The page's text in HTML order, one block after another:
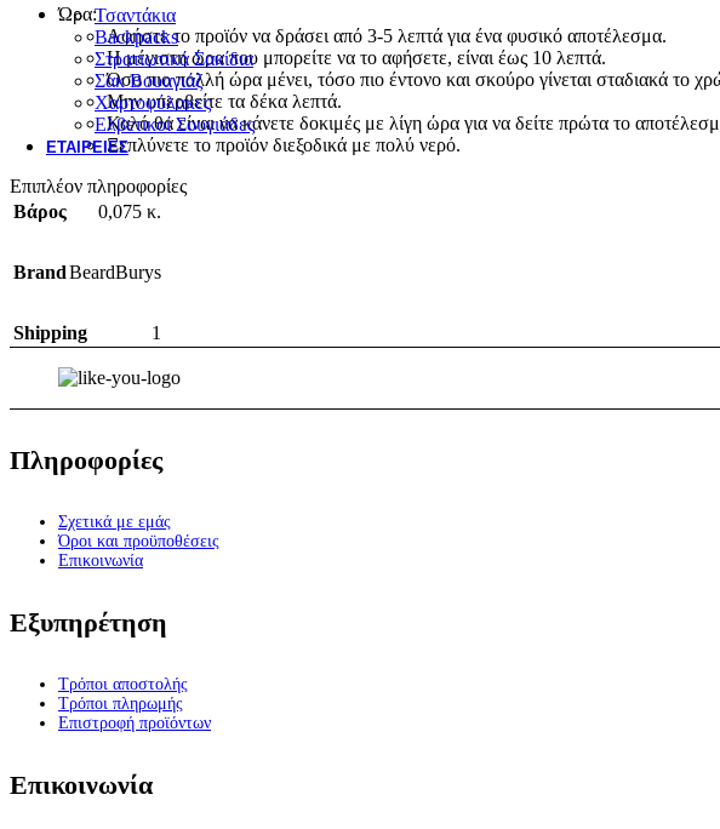
Τσαντάκια
Backpacks
Στρατιωτικά Σακίδια
Σακ Βουαγιάζ
Χαρτοφύλακες
Ελβετικοί Σουγιάδες
ΕΤΑΙΡΕΊΕΣ
Ώρα:
Αφήστε το προϊόν να δράσει από 3-5 λεπτά για ένα φυσικό αποτέλεσμα.
Η μέγιστη ώρα που μπορείτε να το αφήσετε, είναι έως 10 λεπτά.
Όσο πιο πολλή ώρα μένει, τόσο πιο έντονο και σκούρο γίνεται σταδιακά το
Μην υπερβείτε τα δέκα λεπτά.
Καλό θα είναι να κάνετε δοκιμές με λίγη ώρα για να δείτε πρώτα το
Ξεπλύνετε το προϊόν διεξοδικά με πολύ νερό.
Επιπλέον πληροφορίες
Βάρος
0,075 κ.
BrandBeardBurys
Shipping 1
Πληροφορίες
Σχετικά με εμάς
Όροι και προϋποθέσεις
Επικοινωνία
Εξυπηρέτηση
Τρόποι αποστολής
Τρόποι πληρωμής
Επιστροφή προϊόντων
Επικοινωνία